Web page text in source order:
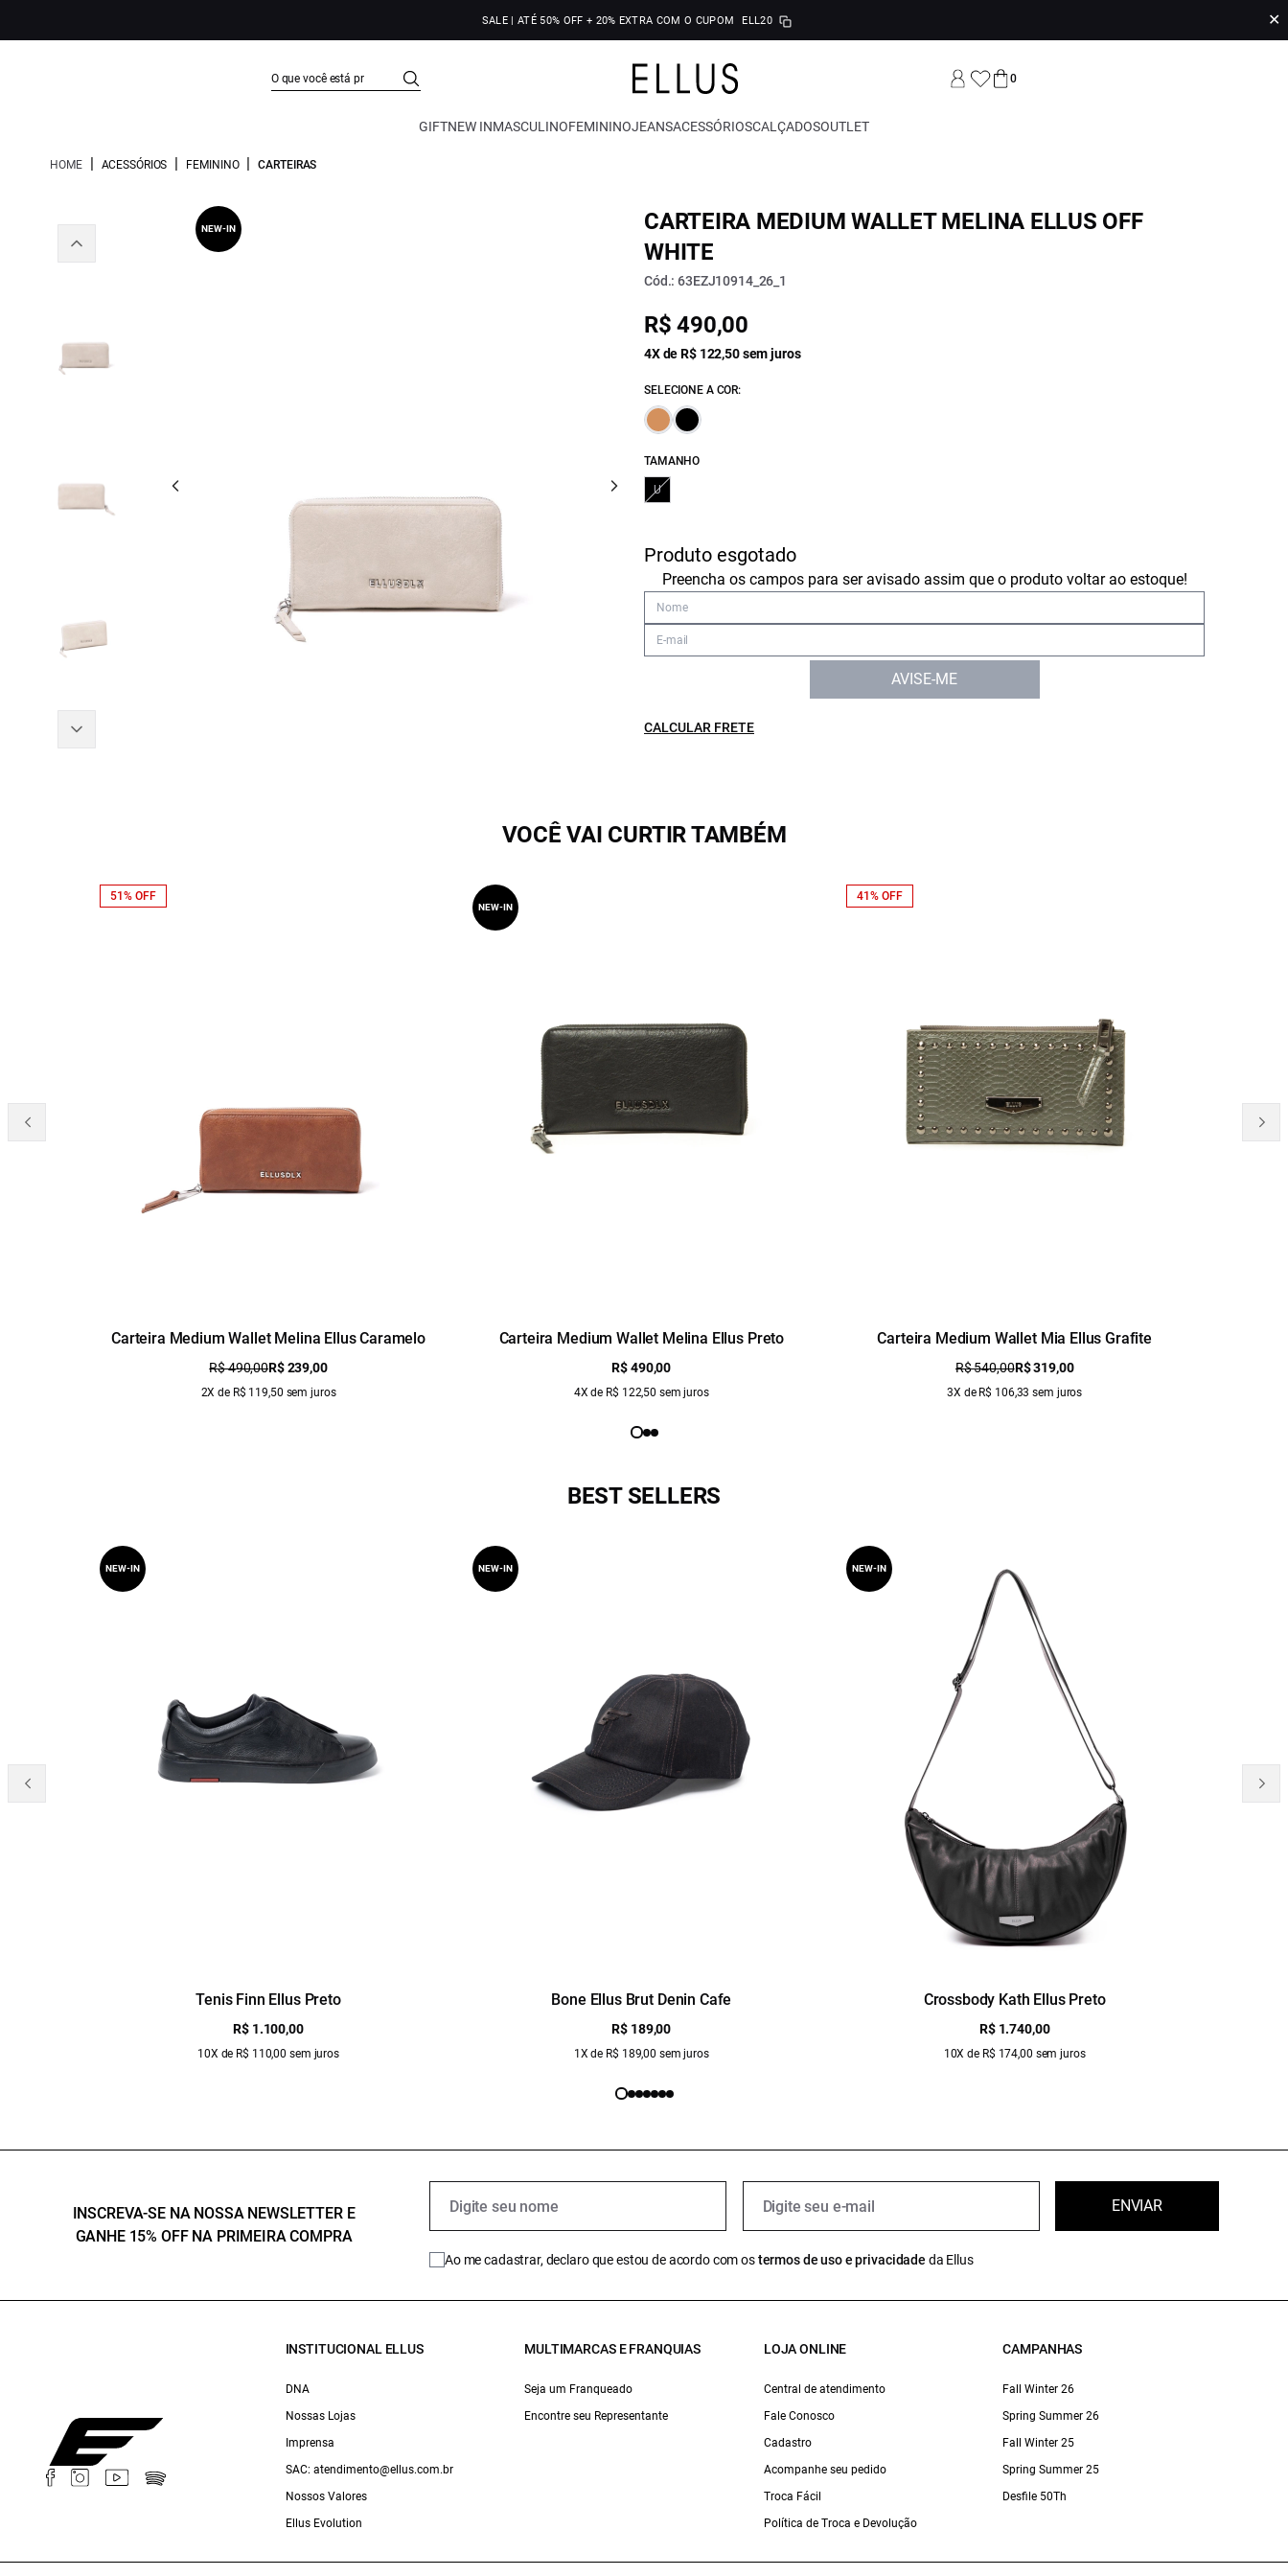
SALE | ATÉ 50% OFF + 20% EXTRA COM O CUPOM ELL20 ✕
0
GIFTNEW INMASCULINOFEMININOJEANSACESSÓRIOSCALÇADOSOUTLET
HOME | ACESSÓRIOS | FEMININO | CARTEIRAS
NEW-IN
CARTEIRA MEDIUM WALLET MELINA ELLUS OFF
WHITE
Cód.: 63EZJ10914_26_1
R$ 490,00
4X de R$ 122,50 sem juros
SELECIONE A COR:
TAMANHO
U
Produto esgotado
Preencha os campos para ser avisado assim que o produto voltar ao estoque!
AVISE-ME
CALCULAR FRETE
VOCÊ VAI CURTIR TAMBÉM
Carteira Medium Wallet Melina Ellus Caramelo
R$ 490,00R$ 239,00
2X de R$ 119,50 sem juros
51% OFF
Carteira Medium Wallet Melina Ellus Preto
R$ 490,00
4X de R$ 122,50 sem juros
NEW-IN
Carteira Medium Wallet Mia Ellus Grafite
R$ 540,00R$ 319,00
3X de R$ 106,33 sem juros
41% OFF
BEST SELLERS
Tenis Finn Ellus Preto
R$ 1.100,00
10X de R$ 110,00 sem juros
NEW-IN
Bone Ellus Brut Denin Cafe
R$ 189,00
1X de R$ 189,00 sem juros
NEW-IN
Crossbody Kath Ellus Preto
R$ 1.740,00
10X de R$ 174,00 sem juros
NEW-IN
INSCREVA-SE NA NOSSA NEWSLETTER E
GANHE 15% OFF NA PRIMEIRA COMPRA
ENVIAR
Ao me cadastrar, declaro que estou de acordo com ostermos de uso e privacidade da Ellus
INSTITUCIONAL ELLUS
DNA
Nossas Lojas
Imprensa
SAC: atendimento@ellus.com.br
Nossos Valores
Ellus Evolution
MULTIMARCAS E FRANQUIAS
Seja um Franqueado
Encontre seu Representante
LOJA ONLINE
Central de atendimento
Fale Conosco
Cadastro
Acompanhe seu pedido
Troca Fácil
Política de Troca e Devolução
CAMPANHAS
Fall Winter 26
Spring Summer 26
Fall Winter 25
Spring Summer 25
Desfile 50Th